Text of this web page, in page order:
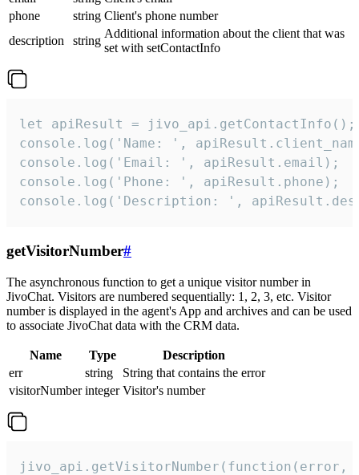
phone
string Client's phone number
description
string
Additional information about the client that was
set with setContactInfo
let apiResult = jivo_api.getContactInfo();
console.log('Name: ',
console.log('Email: ', apiResult.email);
console.log('Phone: ', apiResult.phone);
console.log('Description: ',
getVisitorNumber#
The asynchronous function to get a unique visitor number in
JivoChat. Visitors are numbered sequentially: 1, 2, 3, etc. Visitor
number is displayed in the agent's App and archives and can be used
to associate JivoChat data with the CRM data.
Name Type
Description
err
string
String that contains the error
visitorNumber integer Visitor's number
jivo_api.getVisitorNumber(function(error,